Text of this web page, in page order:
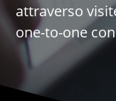
attraverso
one-to-one